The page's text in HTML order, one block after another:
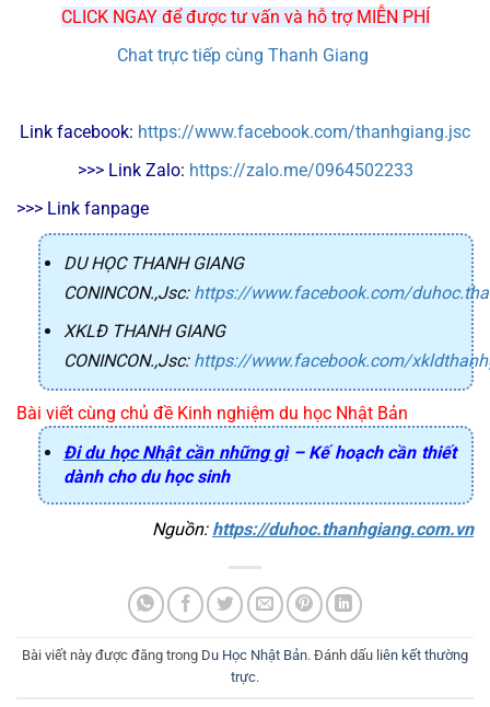
CLICK NGAY để được tư vấn và hỗ trợ MIỄN PHÍ
Chat trực tiếp cùng Thanh Giang
Link facebook: https://www.facebook.com/thanhgiang.jsc
>>> Link Zalo: https://zalo.me/0964502233
>>> Link fanpage
DU HỌC THANH GIANG
CONINCON.,Jsc: https://www.facebook.com/
XKLĐ THANH GIANG
CONINCON.,Jsc: https://www.facebook.com/
Bài viết cùng chủ đề Kinh nghiệm du học Nhật Bản
Đi du học Nhật cần những gì– Kế hoạch cần thiết
dành cho du học sinh
Nguồn: https://duhoc.thanhgiang.com.vn
Bài viết này được đăng trong Du Học Nhật Bản. Đánh dấu liên kết thường
trực.